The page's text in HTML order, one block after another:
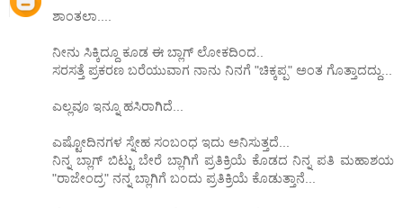
ಶಾಂತಲಾ....
ನೀನು ಸಿಕ್ಕಿದ್ದೂ ಕೂಡ ಈ ಬ್ಲಾಗ್ ಲೋಕದಿಂದ..
ಸರಸತ್ತೆ ಪ್ರಕರಣ ಬರೆಯುವಾಗ ನಾನು ನಿನಗೆ "ಚಿಕ್ಕಪ್ಪ" ಅಂತ ಗೊತ್ತಾದದ್ದು...
ಎಲ್ಲವೂ ಇನ್ನೂ ಹಸಿರಾಗಿದೆ...
ಎಷ್ಟೋದಿನಗಳ ಸ್ನೇಹ ಸಂಬಂಧ ಇದು ಅನಿಸುತ್ತದೆ...
ನಿನ್ನ ಬ್ಲಾಗ್ ಬಿಟ್ಟು ಬೇರೆ ಬ್ಲಾಗಿಗೆ ಪ್ರತಿಕ್ರಿಯೆ ಕೊಡದ ನಿನ್ನ ಪತಿ ಮಹಾಶಯ
"ರಾಜೇಂದ್ರ" ನನ್ನ ಬ್ಲಾಗಿಗೆ ಬಂದು ಪ್ರತಿಕ್ರಿಯೆ ಕೊಡುತ್ತಾನೆ...